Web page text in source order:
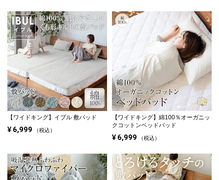
【ワイドキング】 イブル 敷パッド
¥ 6,999 税込
【ワイドキング】 綿100％オーガニッ
クコットンベッドパッド
¥ 6,999 税込